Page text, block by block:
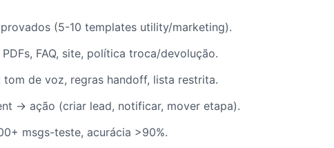
(5-10 templates utility/marketing).
FAQ, site, política troca/devolução.
tom de voz, regras handoff, lista restrita.
→ ação (criar lead, notificar, mover etapa).
msgs-teste, acurácia >90%.